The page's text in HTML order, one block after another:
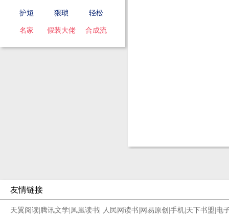
护短 猥琐 轻松
名家 假装大佬 合成流
友情链接
天翼阅读 腾讯文学 凤凰读书 人民网读书 网易原创 手机 天下书盟 电